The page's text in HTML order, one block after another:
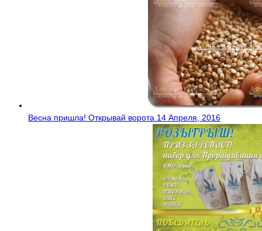
Весна пришла! Открывай ворота 14 Апреля, 2016